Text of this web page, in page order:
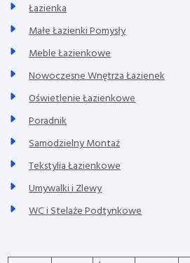
Łazienka
Małe Łazienki Pomysły
Meble Łazienkowe
Nowoczesne Wnętrza Łazienek
Oświetlenie Łazienkowe
Poradnik
Samodzielny Montaż
Tekstylia Łazienkowe
Umywalki i Zlewy
WC i Stelaże Podtynkowe